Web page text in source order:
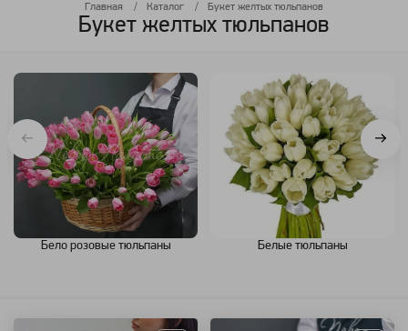
Главная Каталог Букет желтых тюльпанов
Букет желтых тюльпанов
Бело розовые тюльпаны Белые тюльпаны